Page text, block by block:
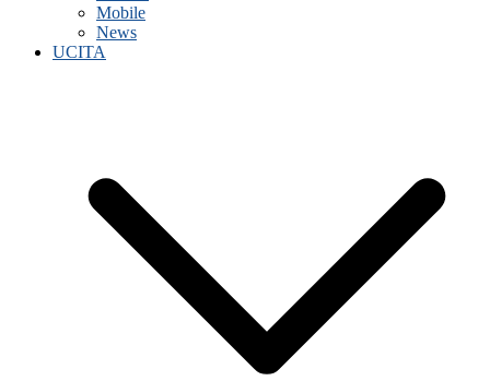
Mobile
News
UCITA